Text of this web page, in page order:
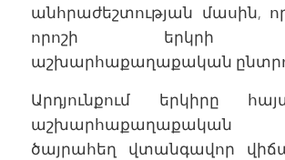
անհրաժեշտության մասին,
որոշի երկրի
աշխարհաքաղաքական
Արդյունքում երկիրը
աշխարհաքաղաքական
ծայրահեղ վտանգավոր